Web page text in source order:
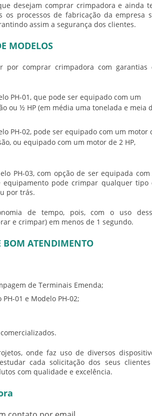
desejam comprar crimpadora e ainda
processos de fabricação da empresa
assim a segurança dos clientes.
MODELOS
por comprar crimpadora com garantias
PH-01, que pode ser equipado com um
ou ½ HP (em média uma tonelada e meia
PH-02, pode ser equipado com um motor
ou equipado com um motor de 2 HP,
PH-03, com opção de ser equipada com
equipamento pode crimpar qualquer tipo
por trás.
de tempo, pois, com o uso
e crimpar) em menos de 1 segundo.
BOM ATENDIMENTO
de Terminais Emenda;
01 e Modelo PH-02;
onde faz uso de diversos
cada solicitação dos seus
com qualidade e excelência.